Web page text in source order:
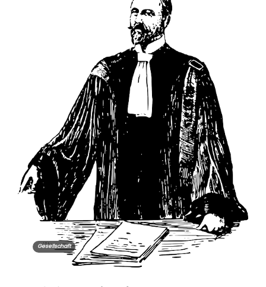
Gesellschaft